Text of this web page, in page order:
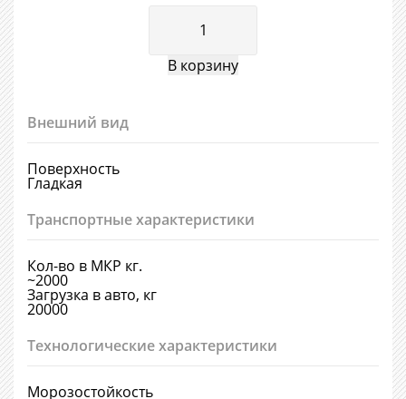
Внешний вид
Поверхность
Гладкая
Транспортные характеристики
Кол-во в МКР кг.
~2000
Загрузка в авто, кг
20000
Технологические характеристики
Морозостойкость